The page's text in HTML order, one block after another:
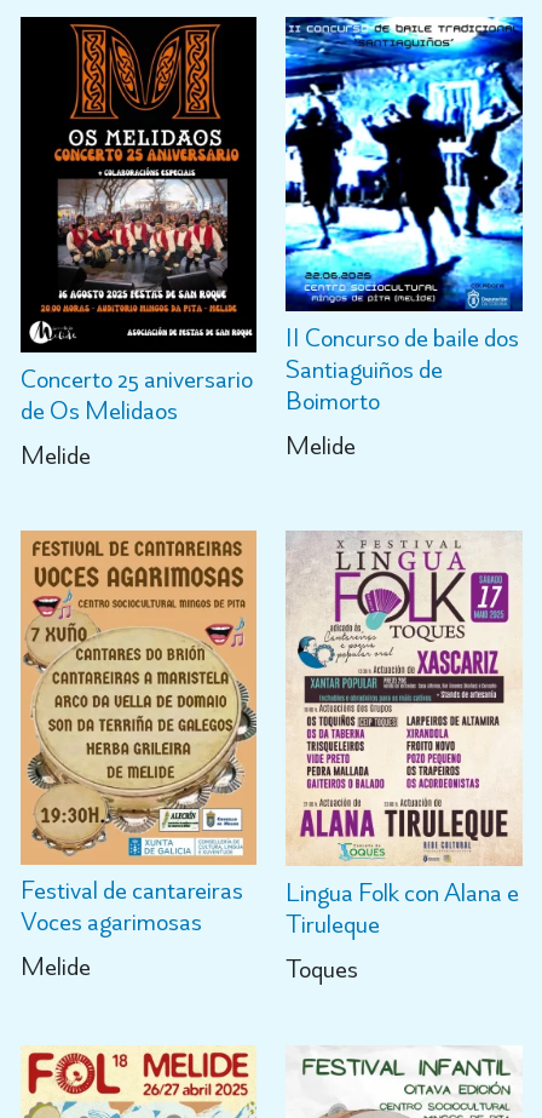
Concerto 25 aniversario
de Os Melidaos
Melide
II Concurso de baile dos
Santiaguiños de
Boimorto
Melide
Festival de cantareiras
Voces agarimosas
Melide
Lingua Folk con Alana e
Tiruleque
Toques